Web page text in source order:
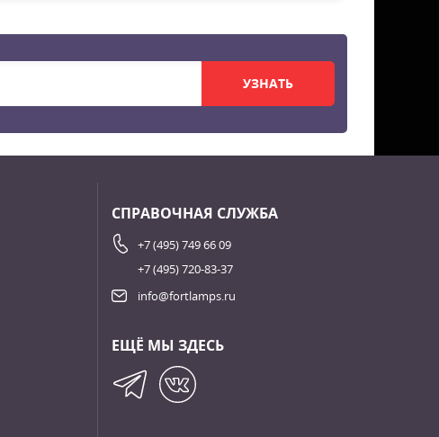
УЗНАТЬ
СПРАВОЧНАЯ СЛУЖБА
+7 (495) 749 66 09
+7 (495) 720-83-37
info@fortlamps.ru
ЕЩЁ МЫ ЗДЕСЬ